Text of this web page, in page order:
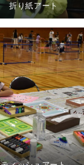
折り紙アート